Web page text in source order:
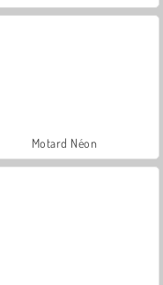
Motard Néon